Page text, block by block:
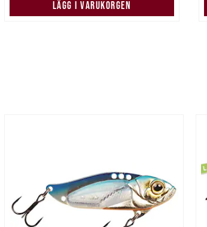
LÄGG I VARUKORGEN